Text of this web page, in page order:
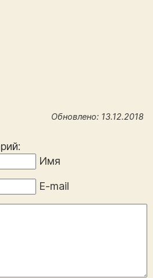
Обновлено: 13.12.2018
Имя
E-mail